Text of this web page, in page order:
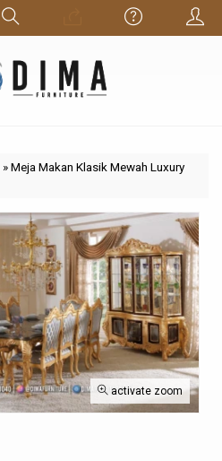
»Meja Makan Klasik Mewah Luxury
activate zoom